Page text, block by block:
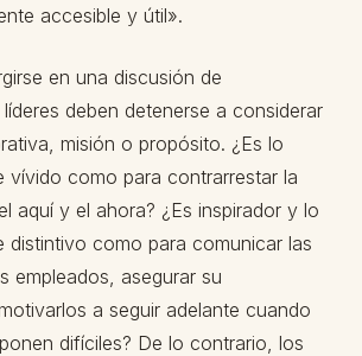
accesible y útil».
en una discusión de
deben detenerse a considerar
misión o propósito. ¿Es lo
vívido como para contrarrestar la
aquí y el ahora? ¿Es inspirador y lo
distintivo como para comunicar las
empleados, asegurar su
a seguir adelante cuando
difíciles? De lo contrario, los